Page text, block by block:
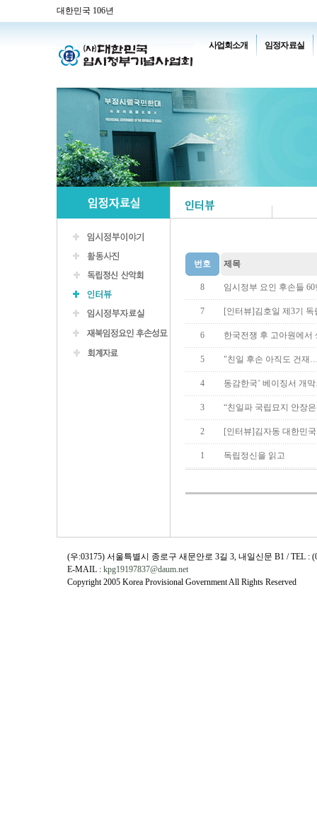
대한민국 106년
사업회소개 임정자료실
번호 제목
8 임시정부 요인 후손들
7 [인터뷰]김호일 제3기
6 한국전쟁 후 고아원에서
5 "친일 후손 아직도 건재
4 동감한국’ 베이징서 개
3 “친일파 국립묘지 안장
2 [인터뷰]김자동 대한민
1 독립정신을 읽고
(우:03175) 서울특별시 종로구 새문안로 3길 3, 내일신문 B1 / TEL :
E-MAIL : kpg19197837@daum.net
Copyright 2005 Korea Provisional Government All Rights Reserved